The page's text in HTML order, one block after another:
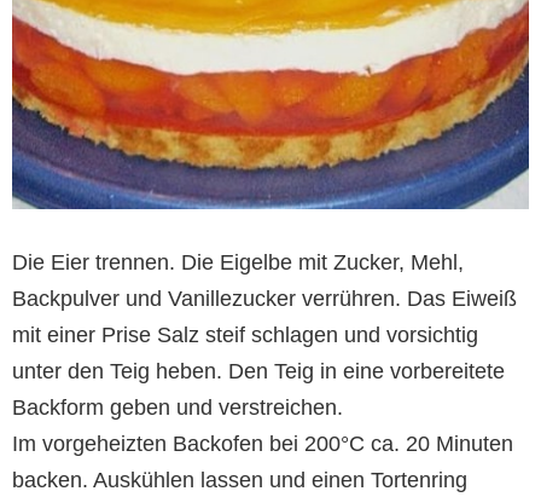
Die Eier trennen. Die Eigelbe mit Zucker, Mehl,
Backpulver und Vanillezucker verrühren. Das Eiweiß
mit einer Prise Salz steif schlagen und vorsichtig
unter den Teig heben. Den Teig in eine vorbereitete
Backform geben und verstreichen.
Im vorgeheizten Backofen bei 200°C ca. 20 Minuten
backen. Auskühlen lassen und einen Tortenring